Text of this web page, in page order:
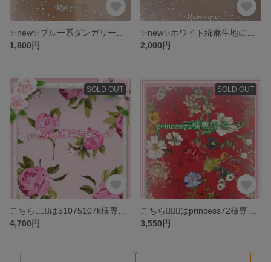
1,800円
2,000円
SOLD OUT
4,700円
SOLD OUT
3,550円